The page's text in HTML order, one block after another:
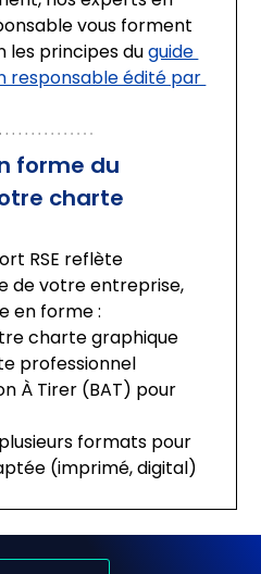
vous forment
les principes du guide
responsable édité par
forme du
charte
RSE reflète
de votre entreprise,
en forme :
charte graphique
professionnel
À Tirer (BAT) pour
formats pour
(imprimé, digital)